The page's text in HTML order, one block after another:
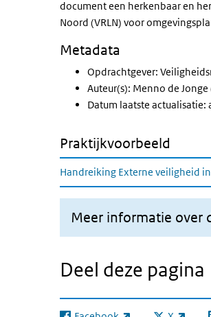
document een herkenbaar en
Noord (VRLN) voor
Metadata
Opdrachtgever:
Auteur(s): Menno de
Datum laatste actualisatie:
Praktijkvoorbeeld
Handreiking Externe veiligheid
Meer informatie over
Deel deze pagina